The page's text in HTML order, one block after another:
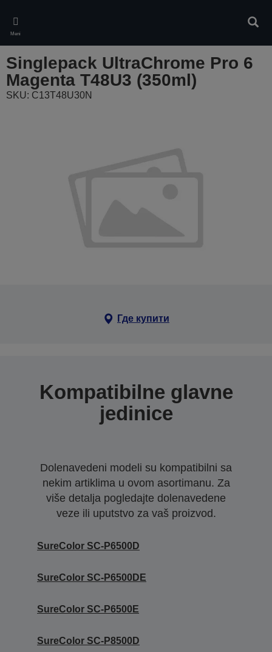
main
content
Meni
Singlepack UltraChrome Pro 6
Magenta T48U3 (350ml)
SKU: C13T48U30N
Где купити
Kompatibilne glavne
jedinice
Dolenavedeni modeli su kompatibilni sa
nekim artiklima u ovom asortimanu. Za
više detalja pogledajte dolenavedene
veze ili uputstvo za vaš proizvod.
SureColor SC-P6500D
SureColor SC-P6500DE
SureColor SC-P6500E
SureColor SC-P8500D